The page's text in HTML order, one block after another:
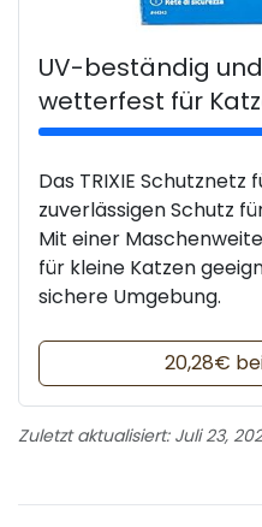
UV-beständig und
wetterfest für
Das TRIXIE
zuverlässigen Schutz
Mit einer
für kleine Katzen
sichere Umgebung.
20,28€
Zuletzt aktualisiert: Juli 23,